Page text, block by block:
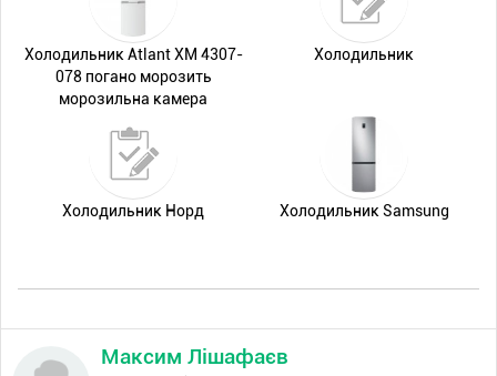
Холодильник Atlant ХМ 4307-
078 погано морозить
морозильна камера
Холодильник
Холодильник Норд Холодильник Samsung
Максим Лішафаєв